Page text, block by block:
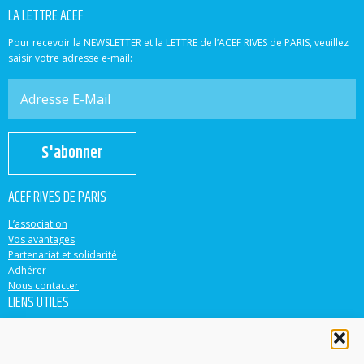
LA LETTRE ACEF
Pour recevoir la NEWSLETTER et la LETTRE de l’ACEF RIVES de PARIS, veuillez
saisir votre adresse e-mail:
S'abonner
ACEF RIVES DE PARIS
L’association
Vos avantages
Partenariat et solidarité
Adhérer
Nous contacter
LIENS UTILES